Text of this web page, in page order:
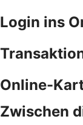
Login ins
Online-
Zwischen